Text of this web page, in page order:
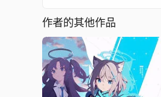
作者的其他作品